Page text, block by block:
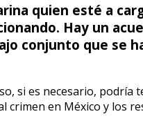
quien esté a
Hay un
conjunto que se
si es necesario, podría
en México y los